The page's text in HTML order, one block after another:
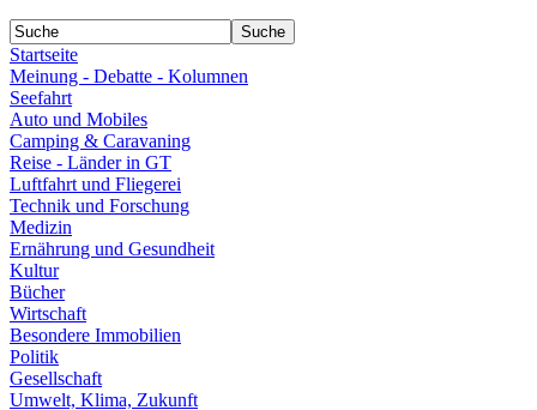
Startseite
Meinung - Debatte - Kolumnen
Seefahrt
Auto und Mobiles
Camping & Caravaning
Reise - Länder in GT
Luftfahrt und Fliegerei
Technik und Forschung
Medizin
Ernährung und Gesundheit
Kultur
Bücher
Wirtschaft
Besondere Immobilien
Politik
Gesellschaft
Umwelt, Klima, Zukunft